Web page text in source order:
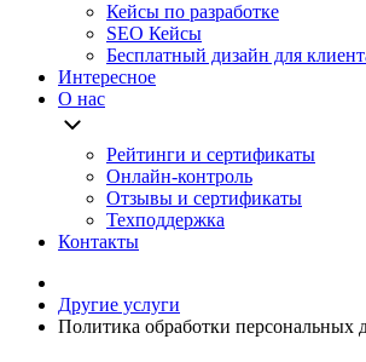
Кейсы по разработке
SEO Кейсы
Бесплатный дизайн для
Интересное
О нас
Рейтинги и сертификаты
Онлайн-контроль
Отзывы и сертификаты
Техподдержка
Контакты
Другие услуги
Политика обработки персональных